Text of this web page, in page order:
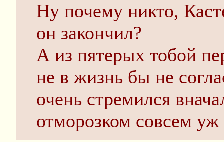
Ну почему никто,
он закончил?
А из пятерых тобой
не в жизнь бы не
очень стремился
отморозком совсем